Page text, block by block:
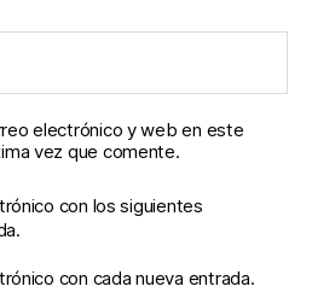
electrónico y web en este
vez que comente.
con los siguientes
con cada nueva entrada.